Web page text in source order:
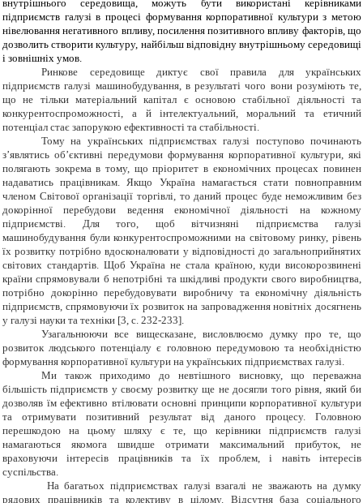
внутрішнього середовища, можуть бути використані керівниками
підприємств галузі в процесі формування корпоративної культури з метою
нівелювання негативного впливу, посилення позитивного впливу факторів, що
дозволить створити культуру, найбільш відповідну внутрішньому середовищі
і зовнішніх умов.
Ринкове середовище диктує свої правила для українських
підприємств галузі машинобудування, в результаті чого вони розуміють те,
що не тільки матеріальний капітал є основою стабільної діяльності та
конкурентоспроможності, а й інтелектуальний, моральний та етичний
потенціал стає запорукою ефективності та стабільності.
Тому на українських підприємствах галузі поступово починають
з’являтись об’єктивні передумови формування корпоративної культури, які
полягають зокрема в тому, що пріоритет в економічних процесах повинен
надаватись працівникам. Якщо
Україна намагається стати повноправним
членом Світової організації торгівлі, то даний процес буде неможливим без
докорінної перебудови ведення економічної діяльності на кожному
підприємстві. Для того, щоб вітчизняні підприємства галузі
машинобудування були конкурентоспроможними на світовому ринку, рівень
їх розвитку потрібно вдосконалювати у відповідності до загальноприйнятих
світових стандартів. Щоб Україна не стала країною, куди високорозвинені
країни спрямовували б непотрібні та шкідливі продукти свого виробництва,
потрібно докорінно перебудовувати виробничу та економічну діяльність
підприємств, спрямовуючи їх розвиток на запровадження новітніх досягнень
у галузі науки та техніки [3, c. 232-233].
Узагальнюючи все вищесказане, висловлюємо думку про те, що
розвиток людського потенціалу є головною передумовою та необхідністю
формування корпоративної культури на українських підприємствах галузі.
Ми також приходимо до невтішного висновку, що переважна
більшість підприємств у своєму розвитку ще не досягли того рівня, який би
дозволяв їм ефективно втілювати основні принципи корпоративної культури
та отримувати позитивний результат від даного процесу. Головною
перешкодою на цьому шляху є те, що керівники підприємств галузі
намагаються якомога швидше отримати максимальний прибуток, не
враховуючи інтересів працівників та їх проблем, і навіть інтересів
суспільства.
На багатьох підприємствах галузі взагалі не зважають на думку
рядових працівників та колективу в цілому. Відсутня база соціального